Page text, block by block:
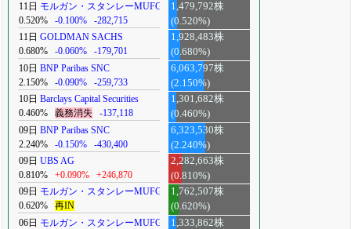
11日 モルガン・スタンレーMUFG
0.520%
-0.100% -282,715
1,479,792株
(0.520%)
11日 GOLDMAN SACHS
0.680%
-0.060% -179,701
1,928,483株
(0.680%)
10日 BNP Paribas SNC
2.150%
-0.090% -259,733
6,063,797株
(2.150%)
10日 Barclays Capital Securities
0.460%
義務消失 -137,118
1,301,682株
(0.460%)
09日 BNP Paribas SNC
2.240%
-0.150% -430,400
6,323,530株
(2.240%)
09日 UBS AG
0.810%
+0.090% +246,870
2,282,663株
(0.810%)
09日 モルガン・スタンレーMUFG
0.620%
再IN
1,762,507株
(0.620%)
06日 モルガン・スタンレーMUFG
1,333,862株